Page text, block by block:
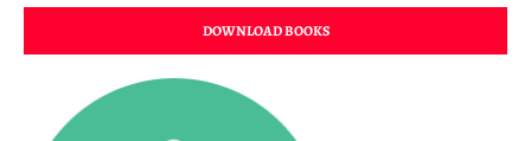
DOWNLOAD BOOKS